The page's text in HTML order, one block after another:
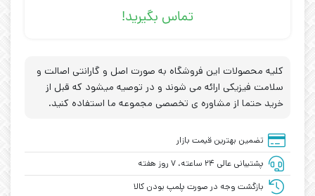
تماس بگیرید!
کلیه محصولات این فروشگاه به صورت اصل و گارانتی اصالت و
سلامت فیزیکی ارائه می شوند و در توصیه میشود که قبل از
خرید حتما از مشاوره ی تخصصی مجموعه ما استفاده کنید.
تضمین بهترین قیمت بازار
پشتیبانی عالی ۲۴ ساعته، ۷ روز هفته
بازگشت وجه در صورت پلمپ بودن کالا